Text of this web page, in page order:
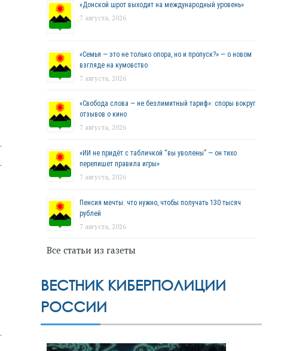
«Донской шрот выходит на международный уровень»
7 августа, 2026
«Семья — это не только опора, но и пропуск?» — о новом
взгляде на кумовство
7 августа, 2026
«Свобода слова — не безлимитный тариф»: споры вокруг
отзывов о кино
7 августа, 2026
«ИИ не придёт с табличкой “вы уволены” — он тихо
перепишет правила игры»
7 августа, 2026
Пенсия мечты: что нужно, чтобы получать 130 тысяч
рублей
7 августа, 2026
Все статьи из газеты
ВЕСТНИК КИБЕРПОЛИЦИИ
РОССИИ